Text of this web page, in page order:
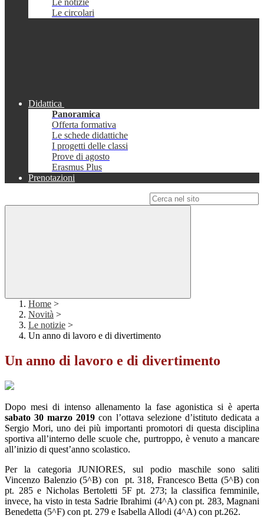
Le notizie
Le circolari
Didattica
Panoramica
Offerta formativa
Le schede didattiche
I progetti delle classi
Prove di agosto
Erasmus Plus
Prenotazioni
Home >
Novità >
Le notizie >
Un anno di lavoro e di divertimento
Un anno di lavoro e di divertimento
Dopo mesi di intenso allenamento la fase agonistica si è aperta
sabato 30 marzo 2019con l’ottava selezione d’istituto dedicata a
Sergio Mori, uno dei più importanti promotori di questa disciplina
sportiva all’interno delle scuole che, purtroppo, è venuto a mancare
all’inizio di quest’anno scolastico.
Per la categoria JUNIORES, sul podio maschile sono saliti
Vincenzo Balenzio (5^B) con pt. 318, Francesco Betta (5^B) con
pt. 285 e Nicholas Bertoletti 5F pt. 273; la classifica femminile,
invece, ha visto in testa Sadrie Ibrahimi (4^A) con pt. 283, Magnani
Benedetta (5^F) con pt. 279 e Isabella Allodi (4^A) con pt.262.